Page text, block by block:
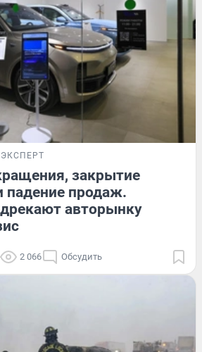
ЭКСПЕРТ
закрытие
падение продаж.
авторынку
2 066 Обсудить